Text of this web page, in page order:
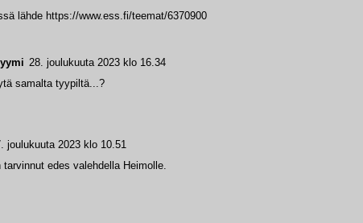
joulukuuta 2023 klo 10.51
tarvinnut edes valehdella Heimolle.
lähde https://www.ess.fi/teemat/6370900
28. joulukuuta 2023 klo 16.34
samalta tyypiltä...?